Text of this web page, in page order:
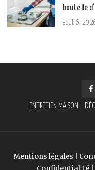
bouteille
août 6,
ENTRETIEN MAISON
Mentions légales
Confidentialité|